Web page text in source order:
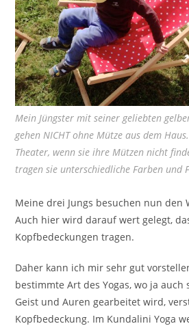
Mein Jüngster mit seiner geliebten
gehen NICHT ohne Mütze aus dem
Theater, wenn sie ihre Mützen nicht
tragen sie unterschiedliche Farben und
Meine drei Jungs besuchen nun den
Auch hier wird darauf wert gelegt,
Kopfbedeckungen tragen.
Daher kann ich mir sehr gut
bestimmte Art des Yogas, wo ja
Geist und Auren gearbeitet wird,
Kopfbedeckung. Im Kundalini Yoga